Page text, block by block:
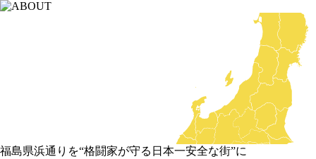
福島県浜通りを“格闘家が守る日本一安全な街”に